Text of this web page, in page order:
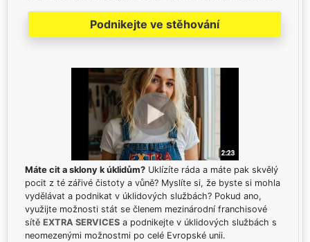
Podnikejte ve stěhování
Máte cit a sklony k úklidům? Uklízíte ráda a máte pak skvělý
pocit z té zářivé čistoty a vůně? Myslíte si, že byste si mohla
vydělávat a podnikat v úklidových službách? Pokud ano,
využijte možnosti stát se členem mezinárodní franchisové
sítě EXTRA SERVICES a podnikejte v úklidových službách s
neomezenými možnostmi po celé Evropské unii.